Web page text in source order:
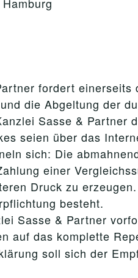
fordert
die Abgeltung der
Sasse & Partner
seien über das
sich: Die
einer
Druck zu
besteht.
Sasse & Partner
auf das komplette
soll sich der